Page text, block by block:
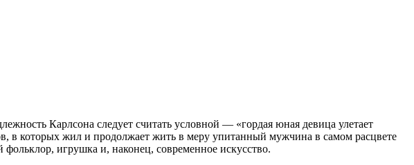
Карлсона следует считать условной — «гордая юная девица улетает
в которых жил и продолжает жить в меру упитанный мужчина в самом расцвете
игрушка и, наконец, современное искусство.